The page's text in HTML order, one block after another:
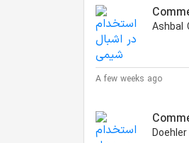
Ashbal
A few weeks ago